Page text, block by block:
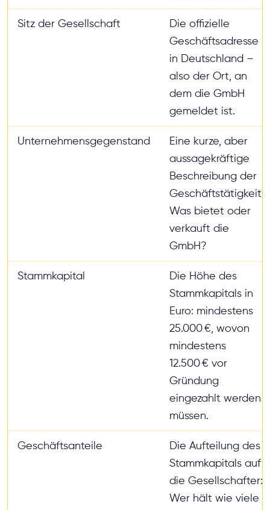
Sitz der Gesellschaft
Die offizielle
Geschäftsadresse
in Deutschland –
also der Ort, an
dem die GmbH
gemeldet ist.
Unternehmensgegenstand
Eine kurze, aber
aussagekräftige
Beschreibung der
Geschäftstätigkeit.
Was bietet oder
verkauft die
GmbH?
Stammkapital
Die Höhe des
Stammkapitals in
Euro: mindestens
25.000 €, wovon
mindestens
12.500 € vor
Gründung
eingezahlt werden
müssen.
Geschäftsanteile
Die Aufteilung des
Stammkapitals auf
die Gesellschafter:
Wer hält wie viele